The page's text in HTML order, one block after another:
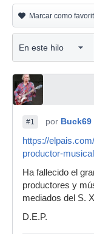
Marcar como
#1 por Buck69
https://
productor-
Ha fallecido el
productores y
mediados del S.
D.E.P.